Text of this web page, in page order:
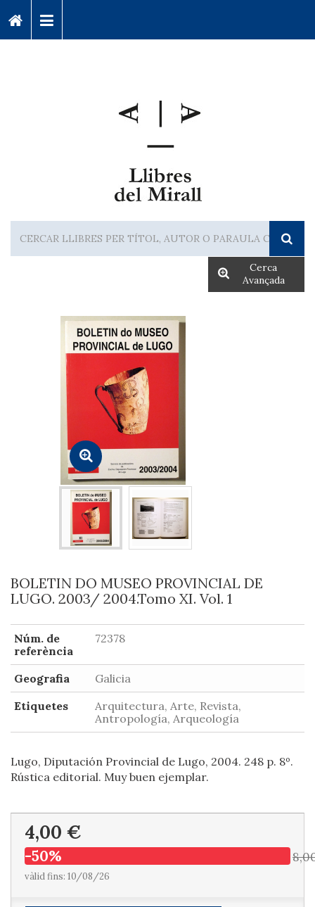
Cerca
Avançada
BOLETIN DO MUSEO PROVINCIAL DE
LUGO. 2003/ 2004.Tomo XI. Vol. 1
Núm. de
referència
72378
Geografia
Galicia
Etiquetes
Arquitectura, Arte, Revista,
Antropología, Arqueología
Lugo, Diputación Provincial de Lugo, 2004. 248 p. 8º.
Rústica editorial. Muy buen ejemplar.
4,00 €
-50%
vàlid fins: 10/08/26